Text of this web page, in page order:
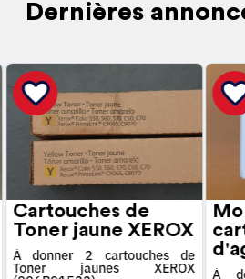
Dernières
Cartouches de
Toner jaune XEROX
À donner 2 cartouches de
Toner jaunes XEROX À